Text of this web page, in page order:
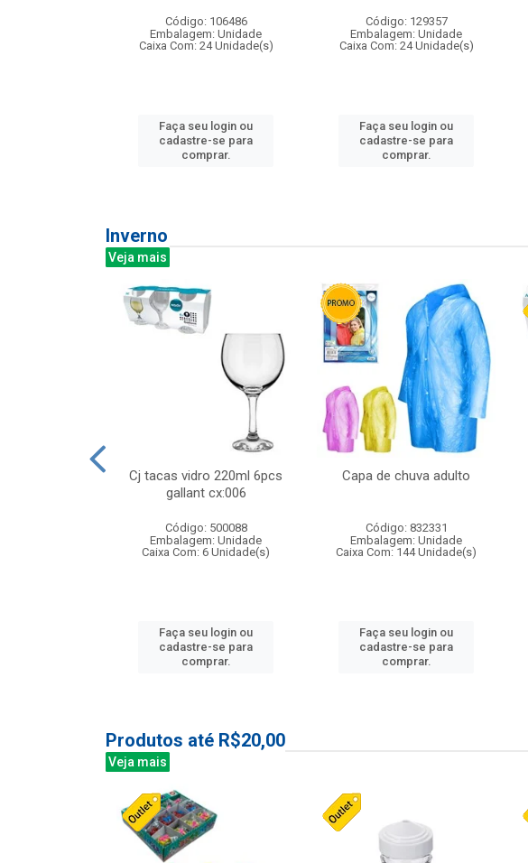
Código: 106486
Embalagem: Unidade
Caixa Com: 24 Unidade(s)
Faça seu login ou
cadastre-se para
comprar.
Código: 129357
Embalagem: Unidade
Caixa Com: 24 Unidade(s)
Faça seu login ou
cadastre-se para
comprar.
Inverno
Veja mais
Cj tacas vidro 220ml 6pcs
gallant cx:006
Código: 500088
Embalagem: Unidade
Caixa Com: 6 Unidade(s)
Faça seu login ou
cadastre-se para
comprar.
Capa de chuva adulto
Código: 832331
Embalagem: Unidade
Caixa Com: 144 Unidade(s)
Faça seu login ou
cadastre-se para
comprar.
Produtos até R$20,00
Veja mais